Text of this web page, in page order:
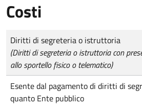
Costi
Tipo di pagamento
Importo
Diritti di segreteria o istruttoria
(Diritti di segreteria o istruttoria con
allo sportello fisico o telematico)
Esente dal pagamento di diritti di
quanto Ente pubblico